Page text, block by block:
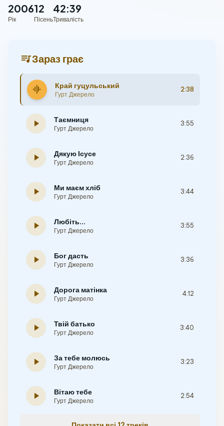
2006
Рік
12
Пісень
42:39
Тривалість
queue_musicЗараз грає
graphic_eq Край гуцульський
Гурт Джерело
2:38
play_arrow Таємниця
Гурт Джерело
3:55
play_arrow Дякую Ісусе
Гурт Джерело
2:36
play_arrow Ми маєм хліб
Гурт Джерело
3:44
play_arrow Любіть...
Гурт Джерело
3:55
play_arrow Бог дасть
Гурт Джерело
3:36
play_arrow Дорога матінка
Гурт Джерело
4:12
play_arrow Твій батько
Гурт Джерело
3:40
play_arrow За тебе молюсь
Гурт Джерело
3:23
play_arrow Вітаю тебе
Гурт Джерело
2:54